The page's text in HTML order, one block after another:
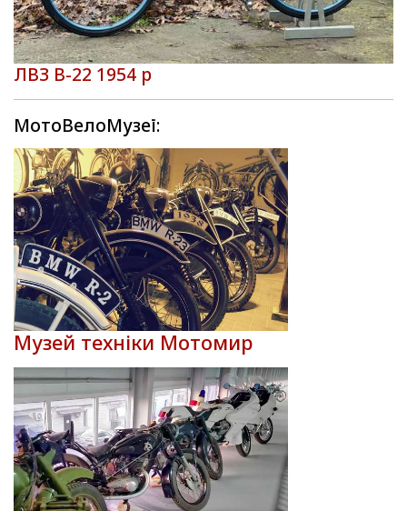
ЛВЗ В-22 1954 р
МотоВелоМузеї:
Музей техніки Мотомир